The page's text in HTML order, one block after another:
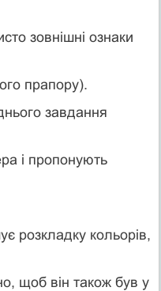
зовнішні ознаки
прапору).
завдання
і пропонують
розкладку кольорів,
щоб він також був у